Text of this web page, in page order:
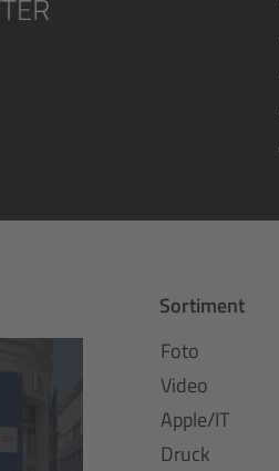
Sortiment
Foto
Video
Apple/IT
Druck